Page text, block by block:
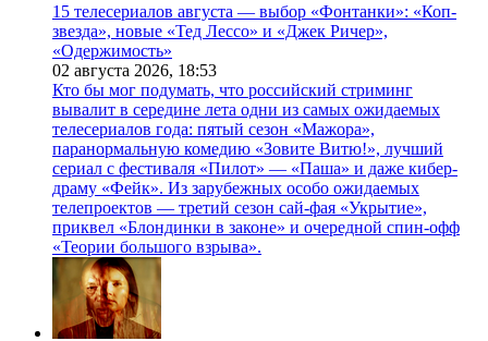
15 телесериалов августа — выбор «Фонтанки»: «Коп-
звезда», новые «Тед Лессо» и «Джек Ричер»,
«Одержимость»
02 августа 2026, 18:53
Кто бы мог подумать, что российский стриминг
вывалит в середине лета одни из самых ожидаемых
телесериалов года: пятый сезон «Мажора»,
паранормальную комедию «Зовите Витю!», лучший
сериал с фестиваля «Пилот» — «Паша» и даже кибер-
драму «Фейк». Из зарубежных особо ожидаемых
телепроектов — третий сезон сай-фая «Укрытие»,
приквел «Блондинки в законе» и очередной спин-офф
«Теории большого взрыва».